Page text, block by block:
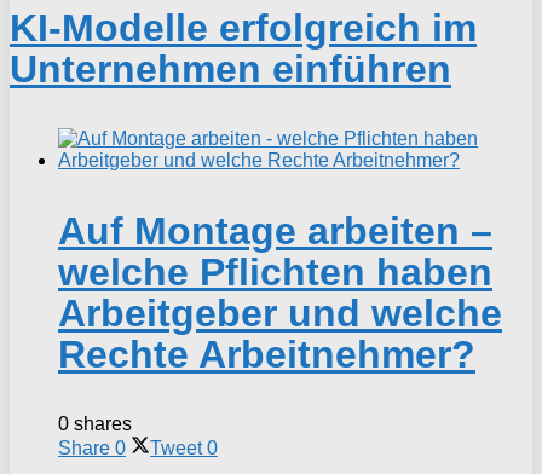
KI-Modelle erfolgreich im
Unternehmen einführen
Auf Montage arbeiten –
welche Pflichten haben
Arbeitgeber und welche
Rechte Arbeitnehmer?
0 shares
Share 0 Tweet 0